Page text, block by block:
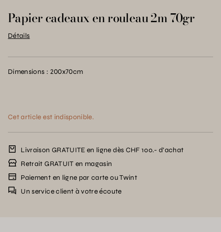
Papier cadeaux en rouleau 2m 70gr
Détails
Dimensions : 200x70cm
Cet article est indisponible.
Livraison GRATUITE en ligne dès CHF 100.- d’achat
Retrait GRATUIT en magasin
Paiement en ligne par carte ou Twint
Un service client à votre écoute